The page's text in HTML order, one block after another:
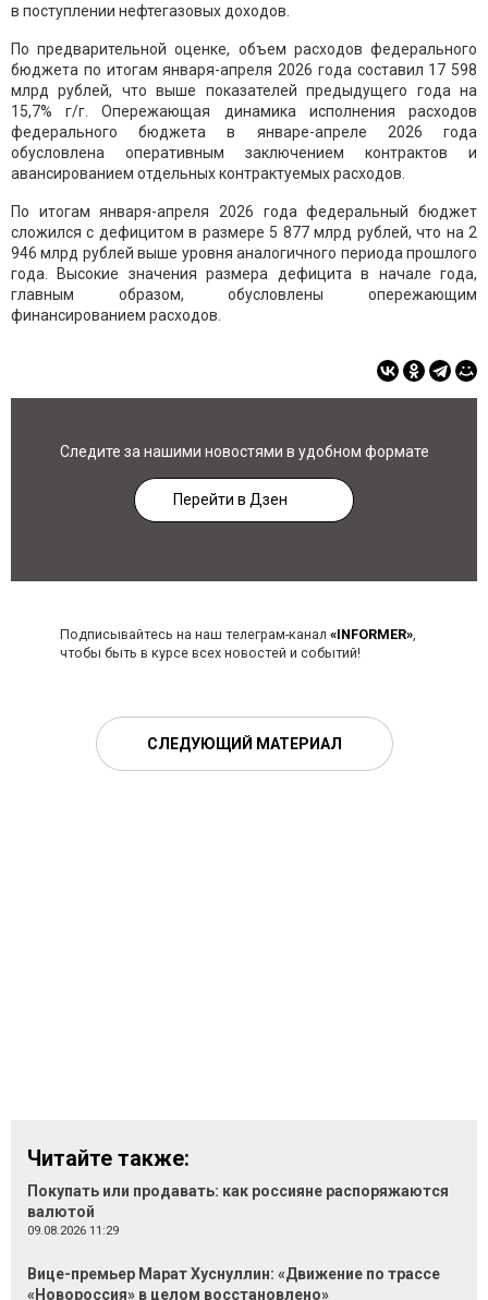
в поступлении нефтегазовых доходов.
По предварительной оценке, объем расходов федерального
бюджета по итогам января-апреля 2026 года составил 17 598
млрд рублей, что выше показателей предыдущего года на
15,7% г/г. Опережающая динамика исполнения расходов
федерального бюджета в январе-апреле 2026 года
обусловлена оперативным заключением контрактов и
авансированием отдельных контрактуемых расходов.
По итогам января-апреля 2026 года федеральный бюджет
сложился с дефицитом в размере 5 877 млрд рублей, что на 2
946 млрд рублей выше уровня аналогичного периода прошлого
года. Высокие значения размера дефицита в начале года,
главным образом, обусловлены опережающим
финансированием расходов.
Следите за нашими новостями в удобном формате
Перейти в Дзен
Подписывайтесь на наш телеграм-канал «INFORMER»,
чтобы быть в курсе всех новостей и событий!
СЛЕДУЮЩИЙ МАТЕРИАЛ
Читайте также:
Покупать или продавать: как россияне распоряжаются
валютой
09.08.2026 11:29
Вице-премьер Марат Хуснуллин: «Движение по трассе
«Новороссия» в целом восстановлено»